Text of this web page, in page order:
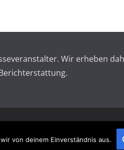
Wir erheben
von deinem Einverständnis aus.